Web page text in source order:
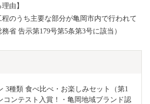
由】
のうち主要な部分が亀岡市内で行われて
省 告示第179号第5条第3号に該当）
3種類 食べ比べ・お楽しみセット（第1
コンテスト入賞！・亀岡地域ブランド認